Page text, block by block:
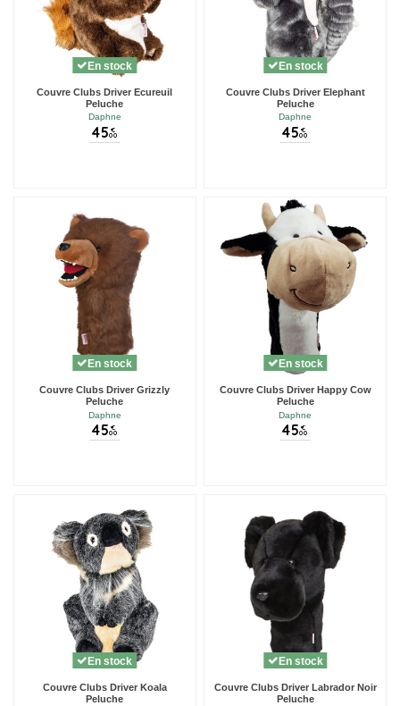
En stock
Couvre Clubs Driver Ecureuil
Peluche
Daphne
45 €
00
En stock
Couvre Clubs Driver Elephant
Peluche
Daphne
45 €
00
En stock
Couvre Clubs Driver Grizzly
Peluche
Daphne
45 €
00
En stock
Couvre Clubs Driver Happy Cow
Peluche
Daphne
45 €
00
En stock
Couvre Clubs Driver Koala
Peluche
En stock
Couvre Clubs Driver Labrador Noir
Peluche